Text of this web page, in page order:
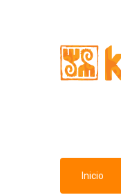
Inicio